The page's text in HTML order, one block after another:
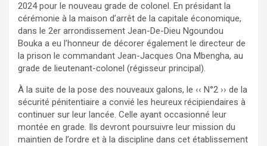
2024 pour le nouveau grade de colonel. En présidant la
cérémonie à la maison d’arrêt de la capitale économique,
dans le 2er arrondissement Jean-De-Dieu Ngoundou
Bouka a eu l’honneur de décorer également le directeur de
la prison le commandant Jean-Jacques Ona Mbengha, au
grade de lieutenant-colonel (régisseur principal).
À la suite de la pose des nouveaux galons, le ‹‹ N°2 ›› de la
sécurité pénitentiaire a convié les heureux récipiendaires à
continuer sur leur lancée. Celle ayant occasionné leur
montée en grade. Ils devront poursuivre leur mission du
maintien de l’ordre et à la discipline dans cet établissement